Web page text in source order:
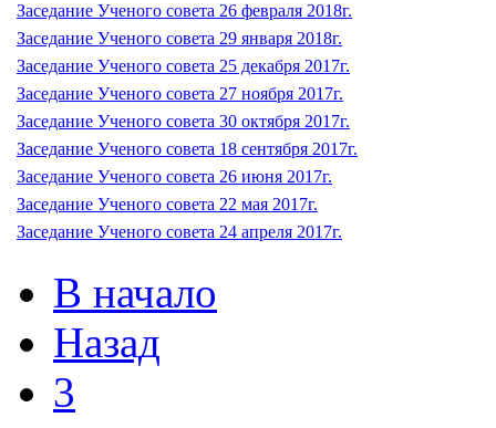
Заседание Ученого совета 26 февраля 2018г.
Заседание Ученого совета 29 января 2018г.
Заседание Ученого совета 25 декабря 2017г.
Заседание Ученого совета 27 ноября 2017г.
Заседание Ученого совета 30 октября 2017г.
Заседание Ученого совета 18 сентября 2017г.
Заседание Ученого совета 26 июня 2017г.
Заседание Ученого совета 22 мая 2017г.
Заседание Ученого совета 24 апреля 2017г.
В начало
Назад
3